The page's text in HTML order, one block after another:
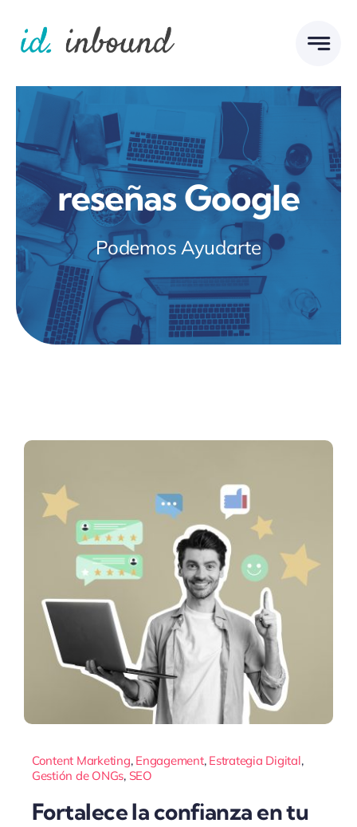
content
reseñas Google
Podemos Ayudarte
Content Marketing, Engagement, Estrategia Digital,
Gestión de ONGs, SEO
Fortalece la confianza en tu